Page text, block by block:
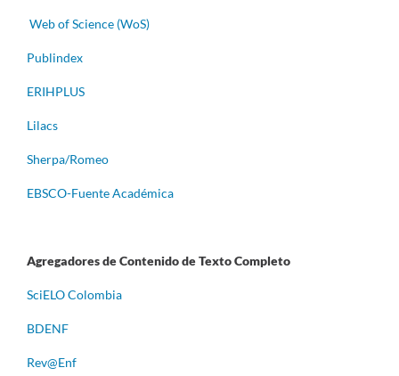
Web of Science (WoS)
Publindex
ERIHPLUS
Lilacs
Sherpa/Romeo
EBSCO-Fuente Académica
Agregadores de Contenido de Texto Completo
SciELO Colombia
BDENF
Rev@Enf